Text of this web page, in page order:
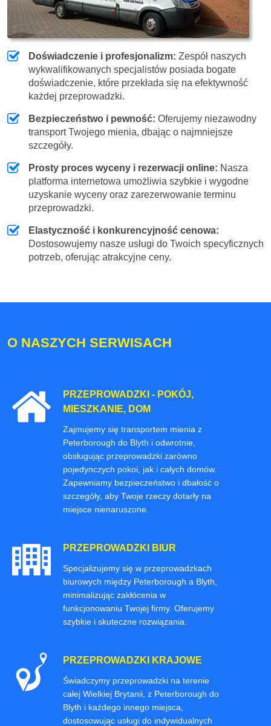
Doświadczenie i profesjonalizm: Zespół naszych
wykwalifikowanych specjalistów posiada bogate
doświadczenie, które przekłada się na efektywność
każdej przeprowadzki.
Bezpieczeństwo i pewność: Oferujemy niezawodny
transport Twojego mienia, dbając o najmniejsze
szczegóły.
Prosty proces wyceny i rezerwacji online: Nasza
platforma internetowa umożliwia szybkie i wygodne
uzyskanie wyceny oraz zarezerwowanie terminu
przeprowadzki.
Elastyczność i konkurencyjność cenowa:
Dostosowujemy nasze usługi do Twoich specyficznych
potrzeb, oferując atrakcyjne ceny.
O NASZYCH SERWISACH
PRZEPROWADZKI - POKÓJ,
MIESZKANIE, DOM
Zajmujemy się transportem mienia z
Peterborough do Blyth i odwrotnie,
obsługując przeprowadzki zarówno
pojedynczych pokoi, jak i całych domów.
Zapewniamy bezpieczeństwo i dbałość o
szczegóły, aby Twoje rzeczy dotarły na
miejsce nienaruszone.
PRZEPROWADZKI BIUR
Specjalizujemy się w przeprowadzkach
biurowych między Peterborough a Blyth,
minimalizując zakłócenia w
funkcjonowaniu Twojej firmy. Oferujemy
szybkie i skuteczne rozwiązania.
PRZEPROWADZKI KRAJOWE
Świadczymy przeprowadzki na terenie
całej Wielkiej Brytanii, z Peterborough do
Blyth i każdego innego miejsca,
dostosowując usługi do indywidualnych